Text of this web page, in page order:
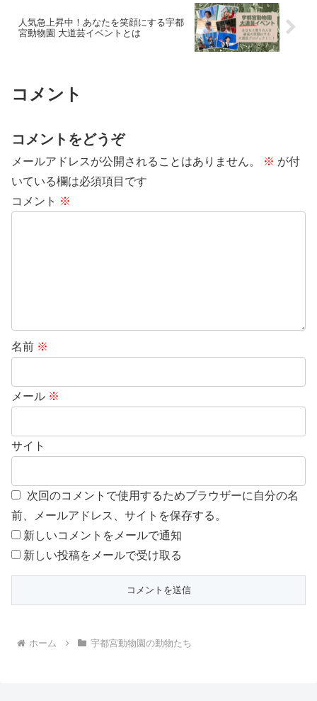
人気急上昇中！あなたを笑顔にする宇都
宮動物園 大道芸イベントとは
コメント
コメントをどうぞ
メールアドレスが公開されることはありません。 ※ が付
いている欄は必須項目です
コメント ※
名前 ※
メール ※
サイト
次回のコメントで使用するためブラウザーに自分の名
前、メールアドレス、サイトを保存する。
新しいコメントをメールで通知
新しい投稿をメールで受け取る
ホーム 宇都宮動物園の動物たち